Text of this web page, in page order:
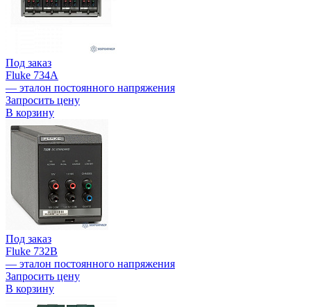
Под заказ
Fluke 734A
— эталон постоянного напряжения
Запросить цену
В корзину
Под заказ
Fluke 732B
— эталон постоянного напряжения
Запросить цену
В корзину